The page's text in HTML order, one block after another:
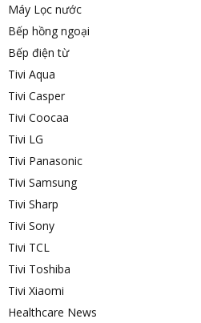
Máy Lọc nước
Bếp hồng ngoại
Bếp điện từ
Tivi Aqua
Tivi Casper
Tivi Coocaa
Tivi LG
Tivi Panasonic
Tivi Samsung
Tivi Sharp
Tivi Sony
Tivi TCL
Tivi Toshiba
Tivi Xiaomi
Healthcare News